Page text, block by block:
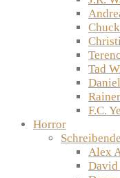
Tad
F.C.
Horror
Alex
David